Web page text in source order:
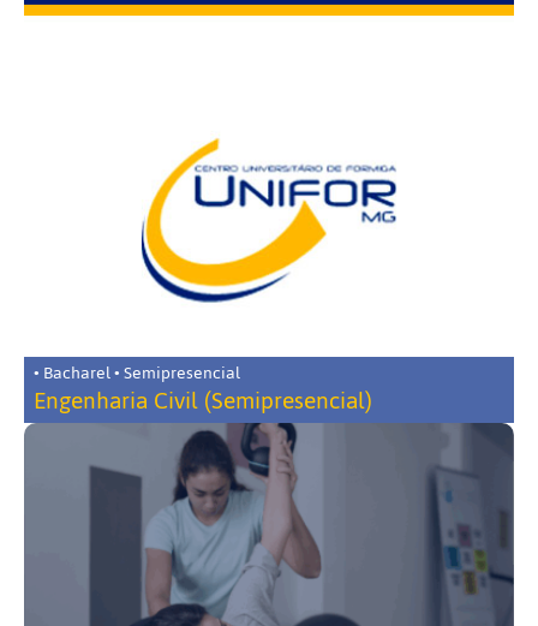
• Bacharel • Semipresencial
Engenharia Civil (Semipresencial)